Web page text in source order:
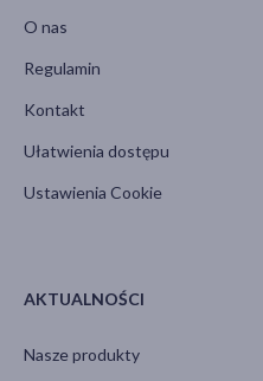
O nas
Regulamin
Kontakt
Ułatwienia dostępu
Ustawienia Cookie
AKTUALNOŚCI
Nasze produkty